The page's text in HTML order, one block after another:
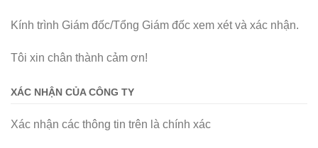
Kính trình Giám đốc/Tổng Giám đốc xem xét và xác nhận.
Tôi xin chân thành cảm ơn!
XÁC NHẬN CỦA CÔNG TY
Xác nhận các thông tin trên là chính xác